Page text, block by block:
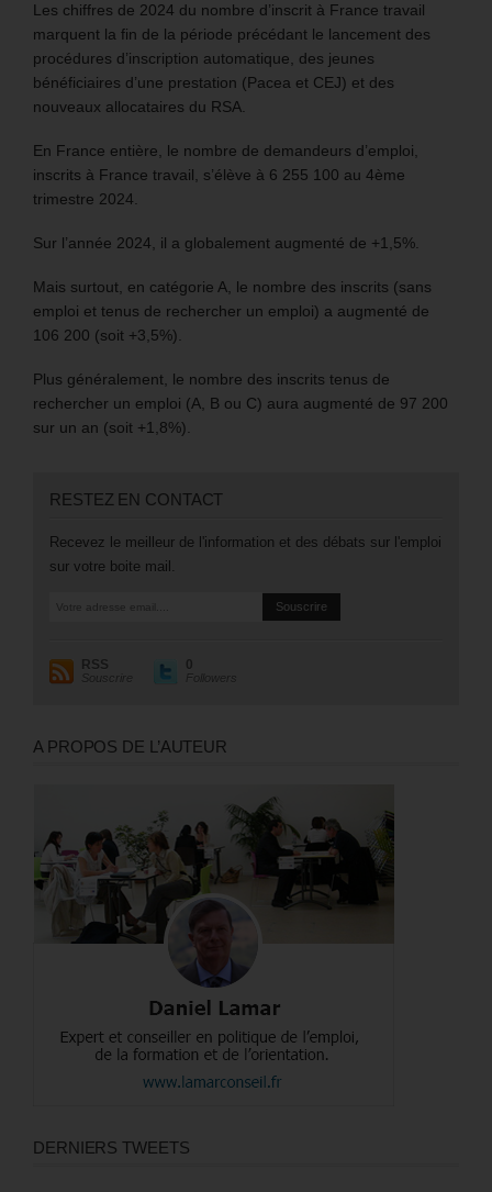
Les chiffres de 2024 du nombre d’inscrit à France travail
marquent la fin de la période précédant le lancement des
procédures d’inscription automatique, des jeunes
bénéficiaires d’une prestation (Pacea et CEJ) et des
nouveaux allocataires du RSA.
En France entière, le nombre de demandeurs d’emploi,
inscrits à France travail, s’élève à 6 255 100 au 4ème
trimestre 2024.
Sur l’année 2024, il a globalement augmenté de +1,5%.
Mais surtout, en catégorie A, le nombre des inscrits (sans
emploi et tenus de rechercher un emploi) a augmenté de
106 200 (soit +3,5%).
Plus généralement, le nombre des inscrits tenus de
rechercher un emploi (A, B ou C) aura augmenté de 97 200
sur un an (soit +1,8%).
RESTEZ EN CONTACT
Recevez le meilleur de l'information et des débats sur l'emploi
sur votre boite mail.
RSS
Souscrire
0
Followers
A PROPOS DE L’AUTEUR
DERNIERS TWEETS